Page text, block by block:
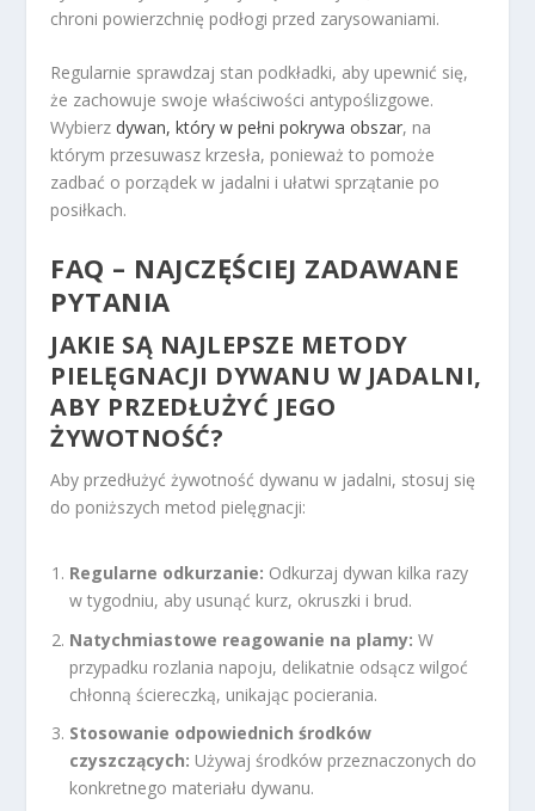
chroni powierzchnię podłogi przed zarysowaniami.
Regularnie sprawdzaj stan podkładki, aby upewnić się,
że zachowuje swoje właściwości antypoślizgowe.
Wybierz dywan, który w pełni pokrywa obszar, na
którym przesuwasz krzesła, ponieważ to pomoże
zadbać o porządek w jadalni i ułatwi sprzątanie po
posiłkach.
FAQ – NAJCZĘŚCIEJ ZADAWANE
PYTANIA
JAKIE SĄ NAJLEPSZE METODY
PIELĘGNACJI DYWANU W JADALNI,
ABY PRZEDŁUŻYĆ JEGO
ŻYWOTNOŚĆ?
Aby przedłużyć żywotność dywanu w jadalni, stosuj się
do poniższych metod pielęgnacji:
Regularne odkurzanie: Odkurzaj dywan kilka razy
w tygodniu, aby usunąć kurz, okruszki i brud.
Natychmiastowe reagowanie na plamy: W
przypadku rozlania napoju, delikatnie odsącz wilgoć
chłonną ściereczką, unikając pocierania.
Stosowanie odpowiednich środków
czyszczących: Używaj środków przeznaczonych do
konkretnego materiału dywanu.